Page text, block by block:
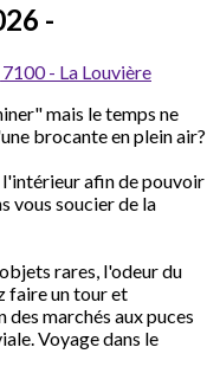
-
- La Louvière
mais le temps ne
brocante en plein air?
l'intérieur afin de pouvoir
vous soucier de la
rares, l'odeur du
faire un tour et
marchés aux puces
Voyage dans le